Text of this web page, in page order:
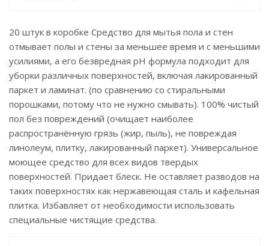
20 штук в коробке Средство для мытья пола и стен
отмывает полы и стены за меньшее время и с меньшими
усилиями, а его безвредная рН формула подходит для
уборки различных поверхностей, включая лакированный
паркет и ламинат. (по сравнению со стиральными
порошками, потому что не нужно смывать). 100% чистый
пол без повреждений (очищает наиболее
распространённую грязь (жир, пыль), не повреждая
линолеум, плитку, лакированный паркет). Универсальное
моющее средство для всех видов твердых
поверхностей. Придает блеск. Не оставляет разводов на
таких поверхностях как нержавеющая сталь и кафельная
плитка. Избавляет от необходимости использовать
специальные чистящие средства.